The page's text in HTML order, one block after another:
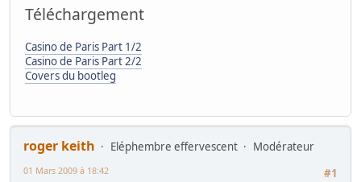
Téléchargement
Casino de Paris Part 1/2
Casino de Paris Part 2/2
Covers du bootleg
roger keith Eléphembre effervescent
Modérateur
#1
01 Mars 2009 à 18:42